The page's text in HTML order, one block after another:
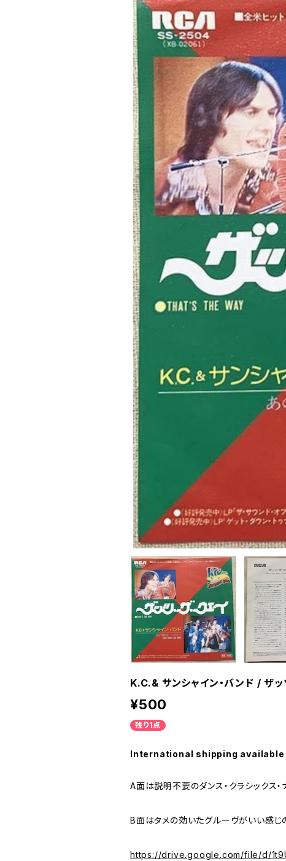
K.C.& サンシャイン・バンド / ザッ
¥500
残り1点
International shipping available
A面は説明不要のダンス・クラシックス・
B面はタメの効いたグルーヴがいい感じ
https://drive.google.com/file/d/